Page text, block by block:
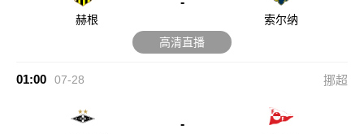
赫根
索尔纳
高清直播
01:00 07-28 挪超
-